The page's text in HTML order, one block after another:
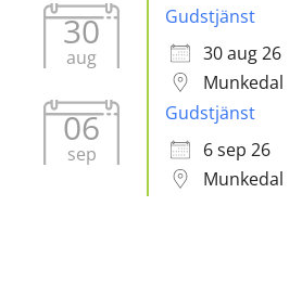
30
aug
Gudstjänst
30 aug 26
Munkedal
06
sep
Gudstjänst
6 sep 26
Munkedal